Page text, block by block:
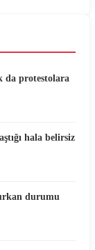
da protestolara
hala belirsiz
durumu